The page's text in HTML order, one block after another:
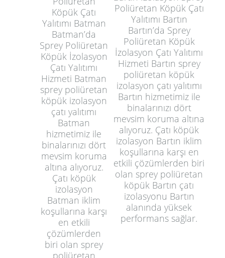
Köpük Çatı
Yalıtımı Batman
Batman’da
Sprey Poliüretan
Köpük İzolasyon
Çatı Yalıtımı
Hizmeti Batman
sprey poliüretan
köpük izolasyon
çatı yalıtımı
Batman
hizmetimiz ile
binalarınızı dört
mevsim koruma
altına alıyoruz.
Çatı köpük
izolasyon
Batman iklim
koşullarına karşı
en etkili
çözümlerden
biri olan sprey
Poliüretan Köpük Çatı
Yalıtımı Bartın
Bartın’da Sprey
Poliüretan Köpük
İzolasyon Çatı Yalıtımı
Hizmeti Bartın sprey
poliüretan köpük
izolasyon çatı yalıtımı
Bartın hizmetimiz ile
binalarınızı dört
mevsim koruma altına
alıyoruz. Çatı köpük
izolasyon Bartın iklim
koşullarına karşı en
etkili çözümlerden biri
olan sprey poliüretan
köpük Bartın çatı
izolasyonu Bartın
alanında yüksek
performans sağlar.